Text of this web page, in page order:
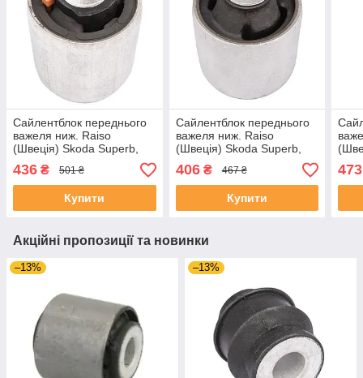
Сайлентблок переднього
важеля ниж. Raiso
(Швеція) Skoda Superb,
Шкода СуперБ 01- #RL-
4D083AB UAAOVBQ4
436 ₴ 501 ₴
Купити
Сайлентблок переднього
важеля ниж. Raiso
(Швеція) Skoda Superb,
Шкода СуперБ 01- #RL-
4D0183A UATZSDY4
406₴ 467 ₴
Купити
А4
473
Акційні пропозиції та новинки
–13% –13%